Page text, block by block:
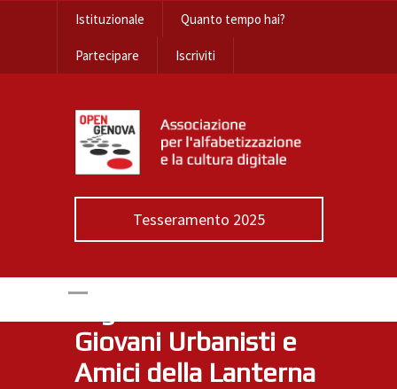
Istituzionale Quanto tempo hai?
Partecipare Iscriviti
Tesseramento 2025
Open Genova
partecipa alle
Giornate Europee
del Patrimonio
Giovani Urbanisti e
Amici della Lanterna